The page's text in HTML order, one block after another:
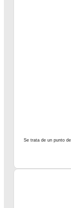
Se trata de un punto